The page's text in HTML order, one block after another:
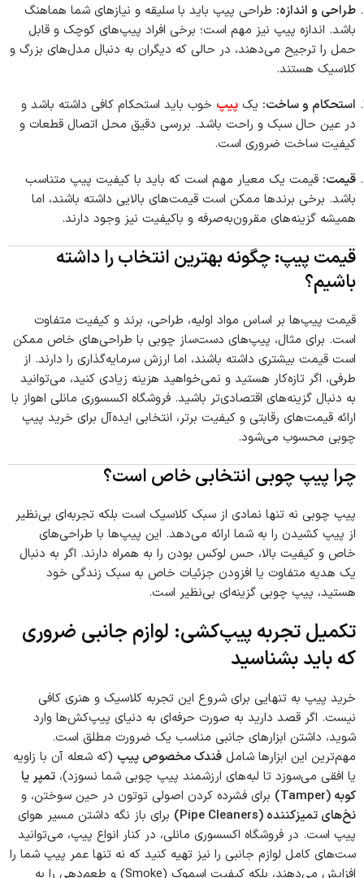
طراحی و اندازه: طراحی پیپ باید با سلیقه و نیازهای شما هماهنگ
باشد. اندازه پیپ نیز مهم است؛ برخی افراد پیپ‌های کوچک و قابل
حمل را ترجیح می‌دهند، در حالی که دیگران به دنبال مدل‌های بزرگ و
کلاسیک هستند.
استحکام و ساخت: یک پیپ خوب باید استحکام کافی داشته باشد و
در عین حال سبک و راحت باشد. بررسی دقیق محل اتصال قطعات و
کیفیت ساخت ضروری است.
قیمت: قیمت یک معیار مهم است که باید با کیفیت پیپ متناسب
باشد. برخی برندها ممکن است قیمت‌های بالایی داشته باشند، اما
همیشه گزینه‌های مقرون‌به‌صرفه و باکیفیت نیز وجود دارند.
قیمت پیپ: چگونه بهترین انتخاب را داشته
باشیم؟
قیمت پیپ‌ها بر اساس مواد اولیه، طراحی، برند و کیفیت متفاوت
است. برای مثال، پیپ‌های دست‌ساز چوبی با طراحی‌های خاص ممکن
است قیمت بیشتری داشته باشند، اما ارزش سرمایه‌گذاری را دارند. از
طرفی، اگر تازه‌کار هستید و نمی‌خواهید هزینه زیادی کنید، می‌توانید
به دنبال گزینه‌های اقتصادی‌تر باشید. فروشگاه اکسسوری مانلی اهواز با
ارائه قیمت‌های رقابتی و کیفیت برتر، انتخابی ایده‌آل برای خرید پیپ
چوبی محسوب می‌شود.
چرا پیپ چوبی انتخابی خاص است؟
پیپ چوبی نه تنها نمادی از سبک کلاسیک است بلکه تجربه‌ای بی‌نظیر
از پیپ کشیدن را به شما ارائه می‌دهد. این پیپ‌ها با طراحی‌های
خاص و کیفیت بالا، حس لوکس بودن را به همراه دارند. اگر به دنبال
یک هدیه متفاوت یا افزودن جزئیات خاص به سبک زندگی خود
هستید، پیپ چوبی گزینه‌ای بی‌نظیر است.
تکمیل تجربه پیپ‌کشی: لوازم جانبی ضروری
که باید بشناسید
خرید پیپ به تنهایی برای شروع این تجربه کلاسیک و هنری کافی
نیست. اگر قصد دارید به صورت حرفه‌ای به دنیای پیپ‌کش‌ها وارد
شوید، داشتن ابزارهای جانبی مناسب یک ضرورت مطلق است.
مهم‌ترین این ابزارها شامل فندک مخصوص پیپ (که شعله آن با زاویه
یا افقی می‌سوزد تا لبه‌های ارزشمند پیپ چوبی شما نسوزد)، تمپر یا
کوبه (Tamper)
برای فشرده کردن اصولی توتون در حین سوختن، و
نخ‌های تمیزکننده (Pipe Cleaners)
برای باز نگه داشتن مسیر هوای
پیپ است. در فروشگاه اکسسوری مانلی، در کنار انواع پیپ، می‌توانید
ست‌های کامل لوازم جانبی را نیز تهیه کنید که نه تنها عمر پیپ شما را
افزایش می‌دهند، بلکه کیفیت اسموک (Smoke) و طعم‌دهی را به